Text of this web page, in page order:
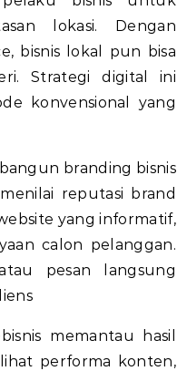
lokasi. Dengan
bisnis lokal pun bisa
Strategi digital ini
konvensional yang
branding bisnis
reputasi brand
yang informatif,
calon pelanggan.
pesan langsung
memantau hasil
performa konten,